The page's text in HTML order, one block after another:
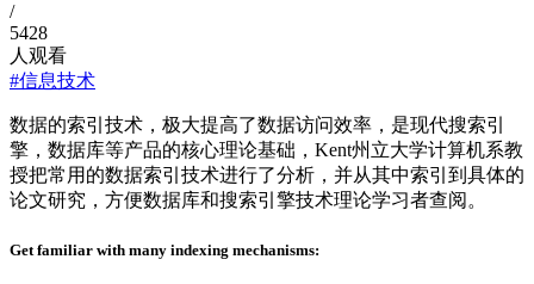
/
5428
人观看
#信息技术
数据的索引技术，极大提高了数据访问效率，是现代搜索引
擎，数据库等产品的核心理论基础，Kent州立大学计算机系教
授把常用的数据索引技术进行了分析，并从其中索引到具体的
论文研究，方便数据库和搜索引擎技术理论学习者查阅。
Get familiar with many indexing mechanisms: